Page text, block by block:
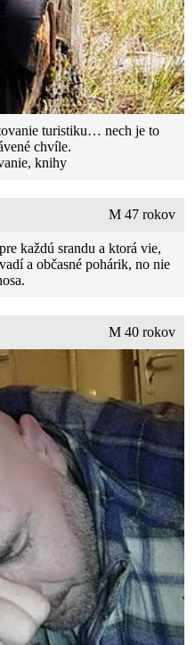
turistiku… nech je to
chvíle.
knihy
M 47 rokov
každú srandu a ktorá vie,
a občasné pohárik, no nie
M 40 rokov